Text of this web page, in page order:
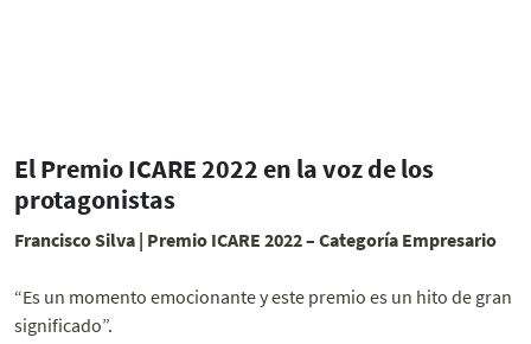
El Premio ICARE 2022 en la voz de los
protagonistas
Francisco Silva | Premio ICARE 2022 – Categoría Empresario
“Es un momento emocionante y este premio es un hito de gran
significado”.